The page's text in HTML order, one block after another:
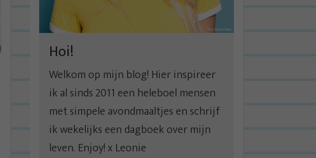
Hoi!
Welkom op mijn blog! Hier inspireer
ik al sinds 2011 een heleboel mensen
met simpele avondmaaltjes en schrijf
ik wekelijks een dagboek over mijn
leven. Enjoy! x Leonie